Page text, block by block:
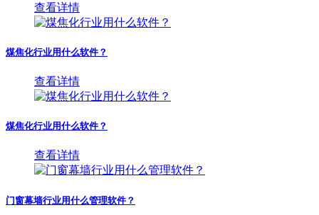
查看详情
煤焦化行业用什么软件？
查看详情
煤焦化行业用什么软件？
查看详情
门窗幕墙行业用什么管理软件？